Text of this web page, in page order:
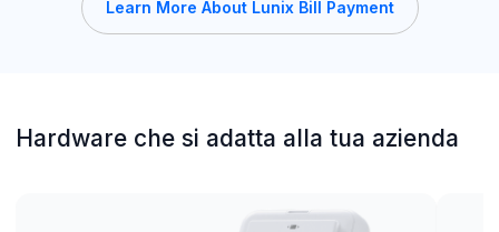
Learn More About Lunix Bill Payment
Hardware che si adatta alla tua azienda